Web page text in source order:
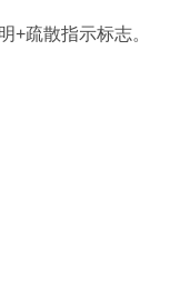
+疏散指示标志。